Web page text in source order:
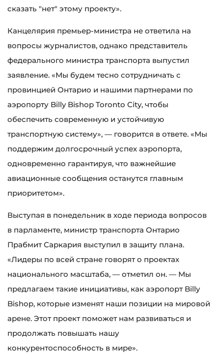
сказать "нет" этому проекту».
Канцелярия премьер-министра не ответила на
вопросы журналистов, однако представитель
федерального министра транспорта выпустил
заявление. «Мы будем тесно сотрудничать с
провинцией Онтарио и нашими партнерами по
аэропорту Billy Bishop Toronto City, чтобы
обеспечить современную и устойчивую
транспортную систему», — говорится в ответе. «Мы
поддержим долгосрочный успех аэропорта,
одновременно гарантируя, что важнейшие
авиационные сообщения останутся главным
приоритетом».
Выступая в понедельник в ходе периода вопросов
в парламенте, министр транспорта Онтарио
Прабмит Саркария выступил в защиту плана.
«Лидеры по всей стране говорят о проектах
национального масштаба, — отметил он. — Мы
предлагаем такие инициативы, как аэропорт Billy
Bishop, которые изменят наши позиции на мировой
арене. Этот проект поможет нам развиваться и
продолжать повышать нашу
конкурентоспособность в мире».